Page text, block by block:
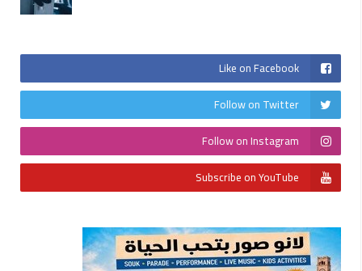
Like on Facebook
Follow on Twitter
Follow on Instagram
Subscribe on YouTube